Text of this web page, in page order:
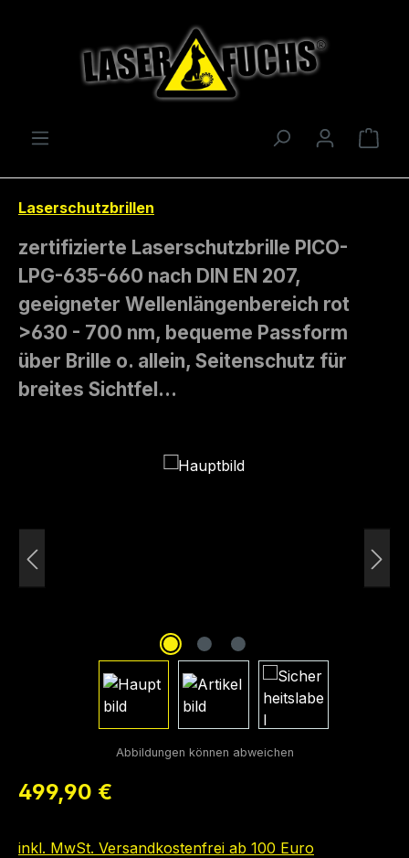
Laserschutzbrillen
zertifizierte Laserschutzbrille PICO-
LPG-635-660 nach DIN EN 207,
geeigneter Wellenlängenbereich rot
>630 - 700 nm, bequeme Passform
über Brille o. allein, Seitenschutz für
breites Sichtfel…
Bildergalerie überspringen
Regulärer Preis:
499,90 €
inkl. MwSt. Versandkostenfrei ab 100 Euro